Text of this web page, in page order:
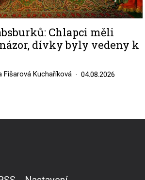
Chlapci měli
dívky byly vedeny k
Fišarová Kuchaříková 04.08.2026